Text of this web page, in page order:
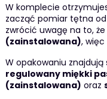
W komplecie
zacząć pomiar tętna od
zwrócić uwagę na to,
(zainstalowana),
W opakowaniu znajdują
regulowany miękki
(zainstalowana) oraz